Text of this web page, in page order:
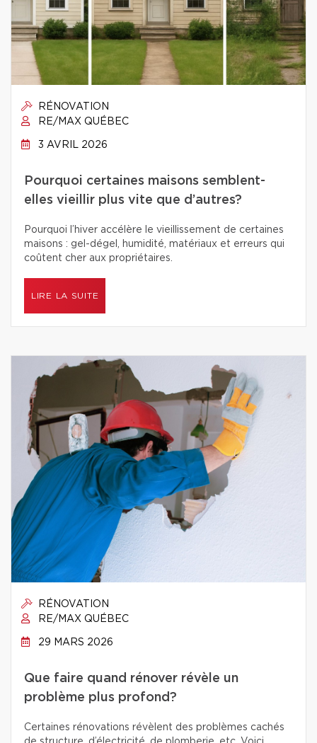
RÉNOVATION
RE/MAX QUÉBEC
3 AVRIL 2026
Pourquoi certaines maisons semblent-
elles vieillir plus vite que d’autres?
Pourquoi l’hiver accélère le vieillissement de certaines
maisons : gel-dégel, humidité, matériaux et erreurs qui
coûtent cher aux propriétaires.
LIRE LA SUITE
RÉNOVATION
RE/MAX QUÉBEC
29 MARS 2026
Que faire quand rénover révèle un
problème plus profond?
Certaines rénovations révèlent des problèmes cachés